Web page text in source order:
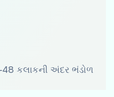
કલાકની અંદર ભંડોળ